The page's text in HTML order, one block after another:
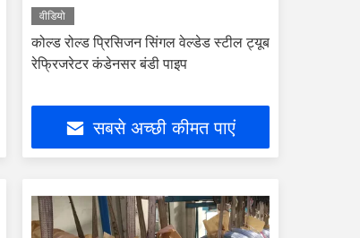
वीडियो
कोल्ड रोल्ड प्रिसिजन सिंगल वेल्डेड स्टील ट्यूब
रेफ्रिजरेटर कंडेनसर बंडी पाइप
सबसे अच्छी कीमत पाएं